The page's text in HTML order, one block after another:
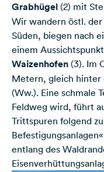
Grabhügel (2) mit
Wir wandern östl.
Süden, biegen nach
einem
Waizenhofen (3). Im
Metern, gleich hinter
(Ww.). Eine schmale
Feldweg wird, führt
Trittspuren folgend
entlang des